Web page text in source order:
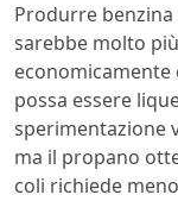
Produrre
sarebbe molto
possa essere
sperimentazione
ma il propano
coli richiede